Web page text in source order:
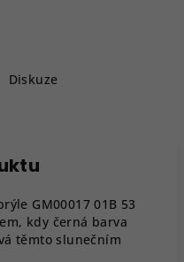
Diskuze
GM00017 01B 53
kdy černá barva
těmto slunečním